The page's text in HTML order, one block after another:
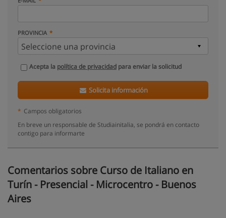
PROVINCIA
Acepta la política de privacidad para enviar la solicitud
Solicita información
* Campos obligatorios
En breve un responsable de Studiainitalia, se pondrá en contacto
contigo para informarte
Comentarios sobre Curso de Italiano en
Turín - Presencial - Microcentro - Buenos
Aires